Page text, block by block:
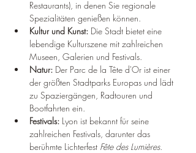
Restaurants), in denen Sie regionale
Spezialitäten genießen können.
Kultur und Kunst: Die Stadt bietet eine
lebendige Kulturszene mit zahlreichen
Museen, Galerien und Festivals.
Natur: Der Parc de la Tête d'Or ist einer
der größten Stadtparks Europas und lädt
zu Spaziergängen, Radtouren und
Bootfahrten ein.
Festivals: Lyon ist bekannt für seine
zahlreichen Festivals, darunter das
berühmte Lichterfest Fête des Lumières.